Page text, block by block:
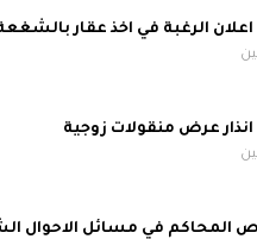
الرغبة في اخذ عقار
عرض منقولات زوجية
المحاكم في مسائل الاحوال